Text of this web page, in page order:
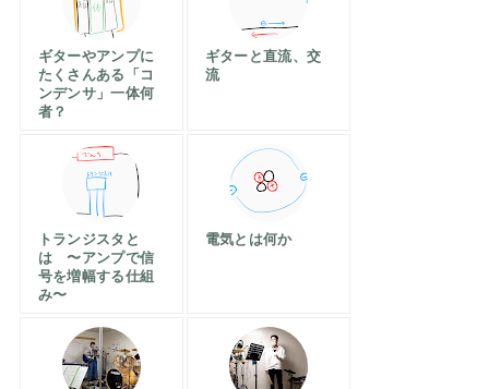
ギターやアンプに
たくさんある「コ
ンデンサ」一体何
者？
ギターと直流、交
流
トランジスタと
は 〜アンプで信
号を増幅する仕組
み〜
電気とは何か